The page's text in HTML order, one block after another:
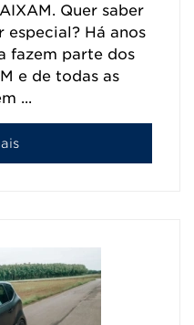
Quer saber
Há anos
fazem parte dos
e de todas as
...